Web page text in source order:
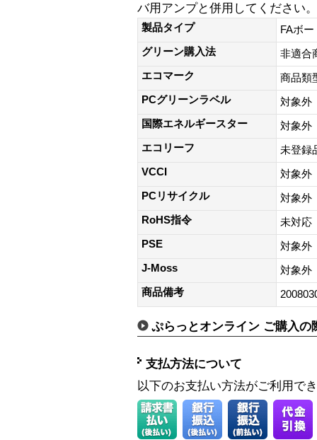
バ用アンプと併用してください。
製品タイプ
FAボ
グリーン購入法
非適合
エコマーク
商品類
PCグリーンラベル
対象外
国際エネルギースター
対象外
エコリーフ
未登録
VCCI
対象外
PCリサイクル
対象外
RoHS指令
未対応
PSE
対象外
J-Moss
対象外
商品備考
ぷらっとオンライン ご購入の
支払方法について
以下のお支払い方法がご利用で